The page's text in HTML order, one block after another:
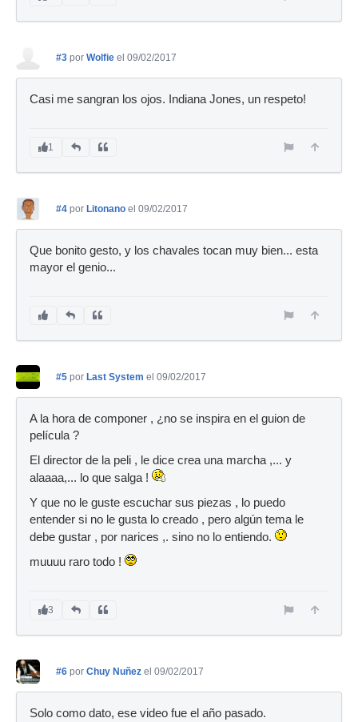
#3 por Wolfie el 09/02/2017
Casi me sangran los ojos. Indiana Jones, un respeto!
1
#4 por Litonano el 09/02/2017
Que bonito gesto, y los chavales tocan muy bien... esta
mayor el genio...
#5 por Last System el 09/02/2017
A la hora de componer , ¿no se inspira en el guion de
película ?
El director de la peli , le dice crea una marcha ,... y
alaaaa,... lo que salga !
Y que no le guste escuchar sus piezas , lo puedo
entender si no le gusta lo creado , pero algún tema le
debe gustar , por narices ,. sino no lo entiendo.
muuuu raro todo !
3
#6 por Chuy Nuñez el 09/02/2017
Solo como dato, ese video fue el año pasado.